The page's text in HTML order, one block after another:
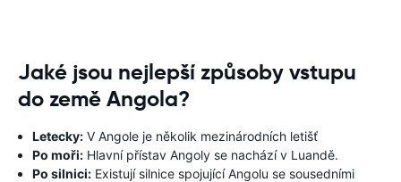
Jaké jsou nejlepší způsoby vstupu
do země Angola?
Letecky: V Angole je několik mezinárodních letišť
Po moři: Hlavní přístav Angoly se nachází v Luandě.
Po silnici: Existují silnice spojující Angolu se sousedními